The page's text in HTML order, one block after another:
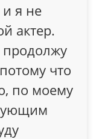
и я не
актер.
продолжу
что
по моему